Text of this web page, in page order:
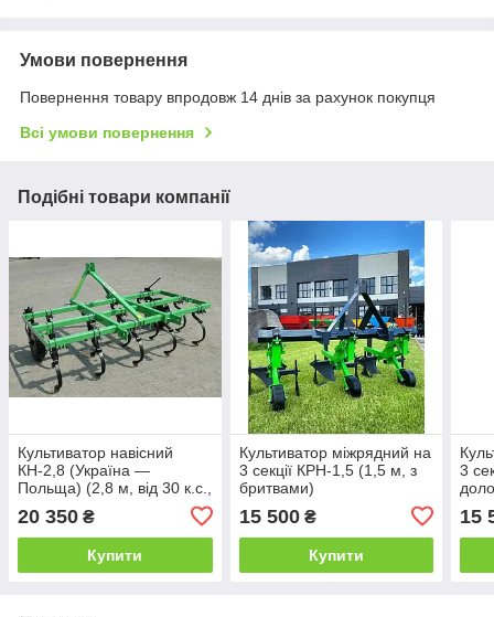
Умови повернення
Повернення товару впродовж 14 днів за рахунок покупця
Всі умови повернення
Подібні товари компанії
Культиватор навісний
КН-2,8 (Україна —
Польща) (2,8 м, від 30 к.с.,
20 350 ₴
Купити
Культиватор міжрядний на
3 секції КРН-1,5 (1,5 м, з
бритвами)
15 500₴
Купити
3
15